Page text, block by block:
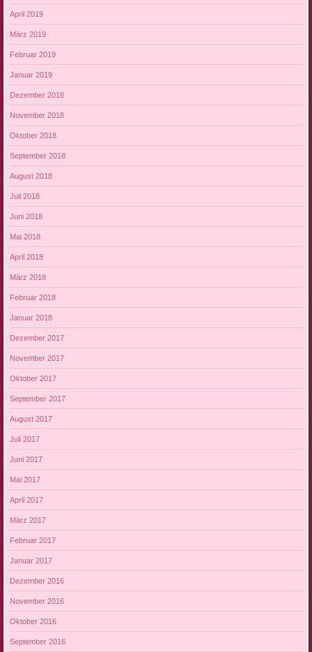
April 2019
März 2019
Februar 2019
Januar 2019
Dezember 2018
November 2018
Oktober 2018
September 2018
August 2018
Juli 2018
Juni 2018
Mai 2018
April 2018
März 2018
Februar 2018
Januar 2018
Dezember 2017
November 2017
Oktober 2017
September 2017
August 2017
Juli 2017
Juni 2017
Mai 2017
April 2017
März 2017
Februar 2017
Januar 2017
Dezember 2016
November 2016
Oktober 2016
September 2016